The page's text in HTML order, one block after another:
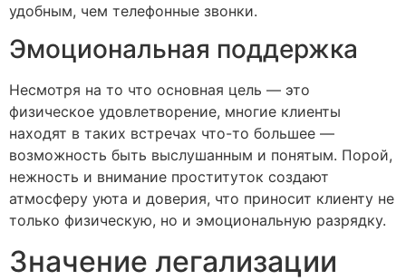
удобным, чем телефонные звонки.
Эмоциональная поддержка
Несмотря на то что основная цель — это
физическое удовлетворение, многие клиенты
находят в таких встречах что-то большее —
возможность быть выслушанным и понятым. Порой,
нежность и внимание проституток создают
атмосферу уюта и доверия, что приносит клиенту не
только физическую, но и эмоциональную разрядку.
Значение легализации